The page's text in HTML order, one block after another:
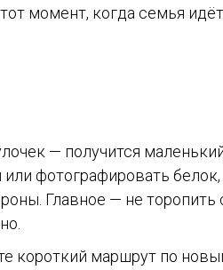
момент, когда семья
— получится
или фотографировать
Главное — не торопить
короткий маршрут по